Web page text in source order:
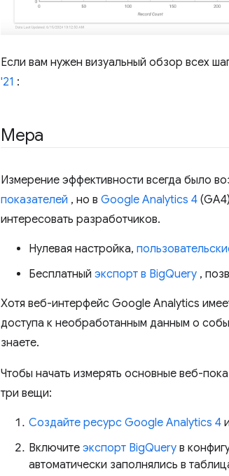
Если вам нужен визуальный обзор всех
'21 :
Мера
Измерение эффективности всегда было
показателей , но в Google Analytics 4
интересовать разработчиков.
Нулевая настройка,
Бесплатный экспорт в BigQuery ,
Хотя веб-интерфейс Google Analytics
доступа к необработанным данным о
знаете.
Чтобы начать измерять основные веб-
три вещи:
Создайте ресурс Google Analytics 4 и
Включите экспорт BigQuery в
автоматически заполнялись в